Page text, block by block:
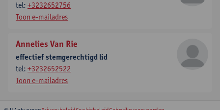
tel: +3232652756
Toon e-mailadres
Annelies Van Rie
effectief stemgerechtigd lid
tel: +3232652522
Toon e-mailadres